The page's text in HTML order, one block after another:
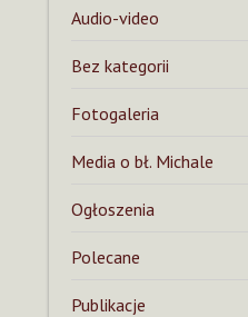
Audio-video
Bez kategorii
Fotogaleria
Media o bł. Michale
Ogłoszenia
Polecane
Publikacje